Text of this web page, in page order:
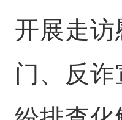
开展走访
门、反诈